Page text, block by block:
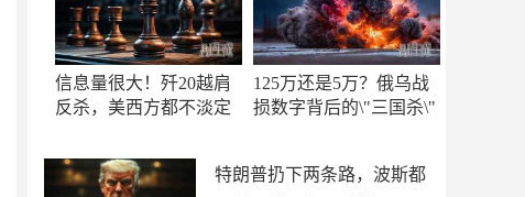
信息量很大！歼20越肩
反杀，美西方都不淡定
125万还是5万？俄乌战
损数字背后的\"三国杀\"
特朗普扔下两条路，波斯都